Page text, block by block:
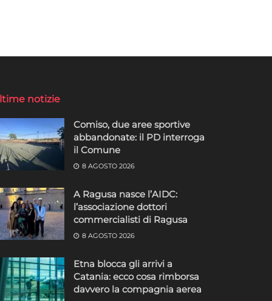
notizie
Comiso, due aree sportive
abbandonate: il PD interroga
il Comune
8 AGOSTO 2026
A Ragusa nasce l’AIDC:
l’associazione dottori
commercialisti di Ragusa
8 AGOSTO 2026
Etna blocca gli arrivi a
Catania: ecco cosa rimborsa
davvero la compagnia aerea